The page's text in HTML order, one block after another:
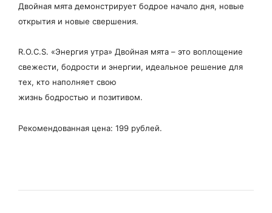
Двойная мята демонстрирует бодрое начало дня, новые
открытия и новые свершения.
R.O.C.S. «Энергия утра» Двойная мята – это воплощение
свежести, бодрости и энергии, идеальное решение для
тех, кто наполняет свою
жизнь бодростью и позитивом.
Рекомендованная цена: 199 рублей.